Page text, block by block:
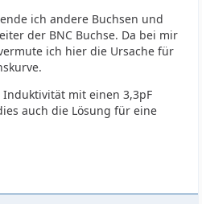
ich andere Buchsen und
der BNC Buchse. Da bei mir
ich hier die Ursache für
Induktivität mit einen 3,3pF
auch die Lösung für eine